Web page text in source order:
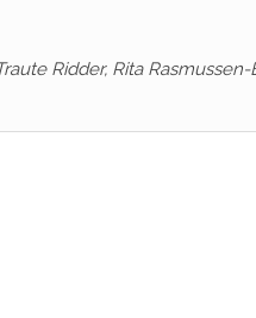
Ridder, Rita